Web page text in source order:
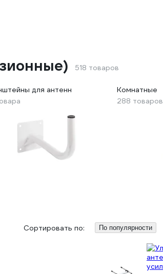
518 товаров
для антенн
Комнатные
288 товаров
Сортировать по: По популярности